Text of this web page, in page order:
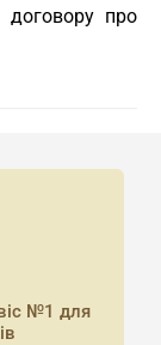
договору про
№1 для